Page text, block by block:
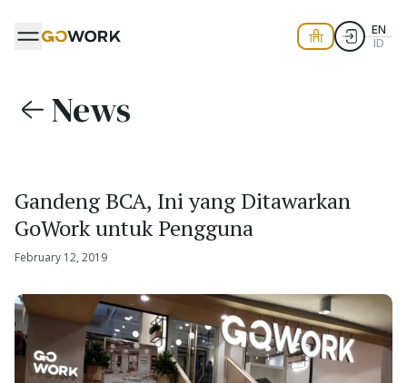
EN
ID
News
Gandeng BCA, Ini yang Ditawarkan
GoWork untuk Pengguna
February 12, 2019